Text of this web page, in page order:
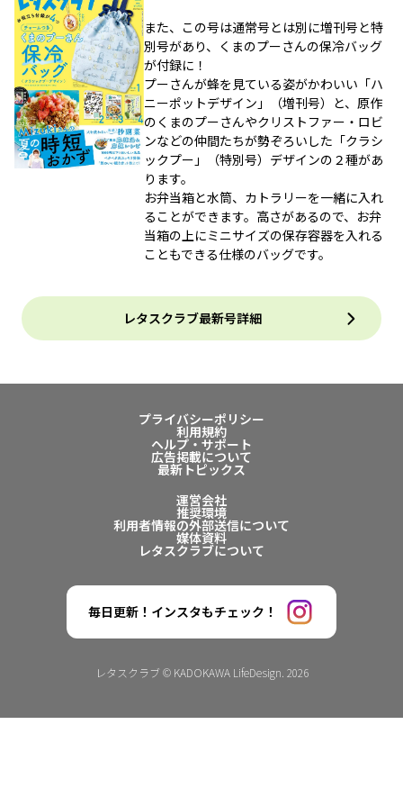
また、この号は通常号とは別に増刊号と特
別号があり、くまのプーさんの保冷バッグ
が付録に！
プーさんが蜂を見ている姿がかわいい「ハ
ニーポットデザイン」（増刊号）と、原作
のくまのプーさんやクリストファー・ロビ
ンなどの仲間たちが勢ぞろいした「クラシ
ックプー」（特別号）デザインの２種があ
ります。
お弁当箱と水筒、カトラリーを一緒に入れ
ることができます。高さがあるので、お弁
当箱の上にミニサイズの保存容器を入れる
こともできる仕様のバッグです。
レタスクラブ最新号詳細
プライバシーポリシー
利用規約
ヘルプ・サポート
広告掲載について
最新トピックス
運営会社
推奨環境
利用者情報の外部送信について
媒体資料
レタスクラブについて
毎日更新！インスタもチェック！
レタスクラブ © KADOKAWA LifeDesign. 2026